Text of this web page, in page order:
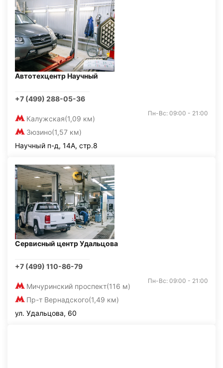
Автотехцентр Научный
+7 (499) 288-05-36
Калужская(1,09 км)
Зюзино(1,57 км)
Пн-Вс: 09:00 - 21:00
Научный п-д, 14А, стр.8
Сервисный центр Удальцова
+7 (499) 110-86-79
Мичуринский проспект(116 м)
Пр-т Вернадского(1,49 км)
Пн-Вс: 09:00 - 21:00
ул. Удальцова, 60